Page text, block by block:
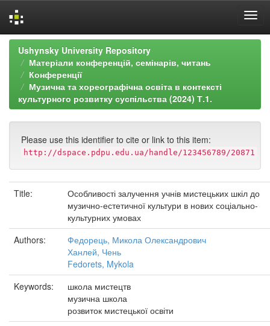
Skip
navigation
Ushynsky University Repository
Матеріали конференцій, семінарів, читань
Конференції
Музична та хореографічна освіта в контексті
культурного розвитку суспільства (2024) Т.1.
Please use this identifier to cite or link to this item:
http://dspace.pdpu.edu.ua/handle/123456789/20871
Title:
Особливості залучення учнів мистецьких шкіл до
музично-естетичної культури в нових соціально-
культурних умовах
Authors:
Федорець, Микола Олександрович
Ханлей, Чень
Fedorets, Mykola
Keywords:
школа мистецтв
музична школа
розвиток мистецької освіти